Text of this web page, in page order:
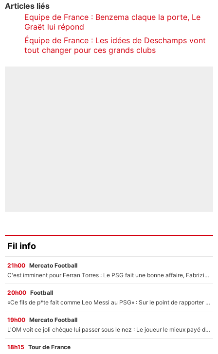
Articles liés
Equipe de France : Benzema claque la porte, Le
Graët lui répond
Équipe de France : Les idées de Deschamps vont
tout changer pour ces grands clubs
Fil info
21h00 Mercato Football
C'est imminent pour Ferran Torres : Le PSG fait une bonne affaire, Fabrizio Romano révèle le vrai prix du joueur !
20h00 Football
«Ce fils de p*te fait comme Leo Messi au PSG» : Sur le point de rapporter gros à l'OM, Facundo Medina raconte son clash avec des supporters !
19h00 Mercato Football
L'OM voit ce joli chèque lui passer sous le nez : Le joueur le mieux payé du club refuse de partir, son transfert est annulé à la dernière minute !
18h15 Tour de France